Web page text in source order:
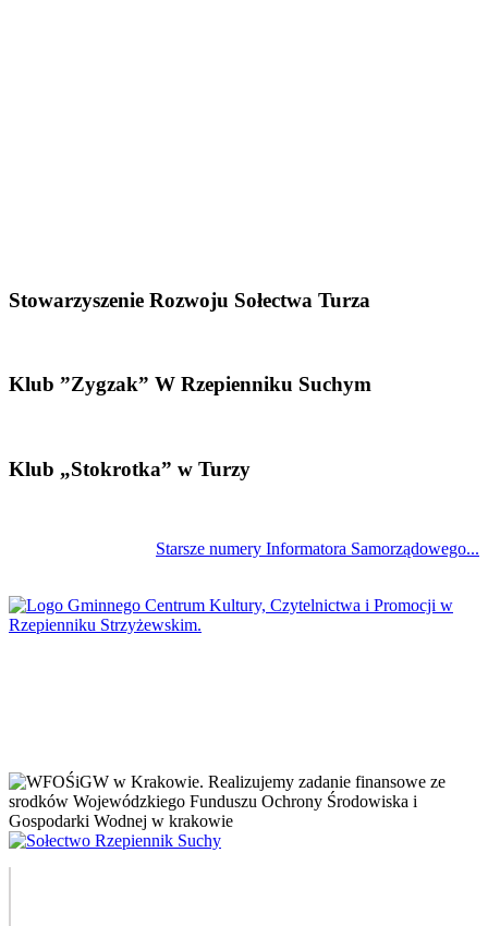
Stowarzyszenie Rozwoju Sołectwa Turza
Klub ”Zygzak” W Rzepienniku Suchym
Klub „Stokrotka” w Turzy
Starsze numery Informatora Samorządowego...